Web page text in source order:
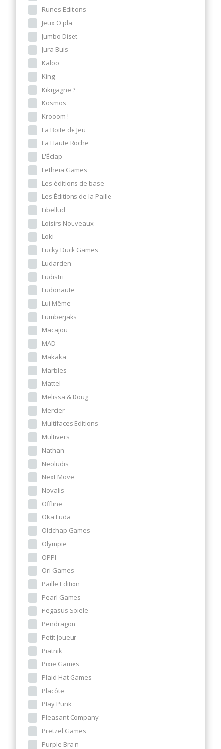
Runes Editions
Jeux O'pla
Jumbo Diset
Jura Buis
Kaloo
King
Kikigagne ?
Kosmos
Krooom !
La Boite de Jeu
La Haute Roche
L'Éclap
Letheia Games
Les éditions de base
Les Éditions de la Paille
Libellud
Loisirs Nouveaux
Loki
Lucky Duck Games
Ludarden
Ludistri
Ludonaute
Lui Même
Lumberjaks
Macajou
MAD
Makaka
Marbles
Mattel
Melissa & Doug
Mercier
Multifaces Editions
Multivers
Nathan
Neoludis
Next Move
Novalis
Offline
Oka Luda
Oldchap Games
Olympie
OPPI
Ori Games
Paille Edition
Pearl Games
Pegasus Spiele
Pendragon
Petit Joueur
Piatnik
Pixie Games
Plaid Hat Games
Placôte
Play Punk
Pleasant Company
Pretzel Games
Purple Brain